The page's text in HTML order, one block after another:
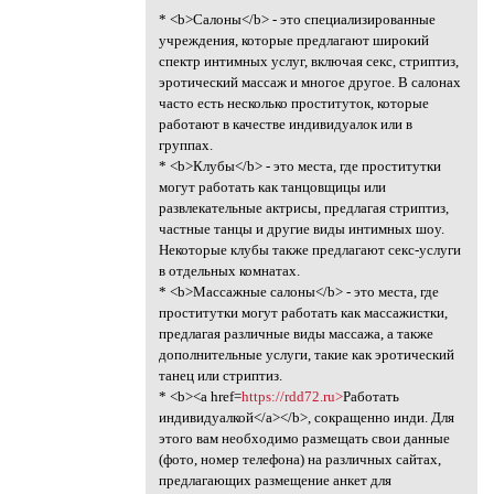
* <b>Салоны</b> - это специализированные
учреждения, которые предлагают широкий
спектр интимных услуг, включая секс, стриптиз,
эротический массаж и многое другое. В салонах
часто есть несколько проституток, которые
работают в качестве индивидуалок или в
группах.
* <b>Клубы</b> - это места, где проститутки
могут работать как танцовщицы или
развлекательные актрисы, предлагая стриптиз,
частные танцы и другие виды интимных шоу.
Некоторые клубы также предлагают секс-услуги
в отдельных комнатах.
* <b>Массажные салоны</b> - это места, где
проститутки могут работать как массажистки,
предлагая различные виды массажа, а также
дополнительные услуги, такие как эротический
танец или стриптиз.
* <b><a href=https://rdd72.ru>Работать
индивидуалкой</a></b>, сокращенно инди. Для
этого вам необходимо размещать свои данные
(фото, номер телефона) на различных сайтах,
предлагающих размещение анкет для